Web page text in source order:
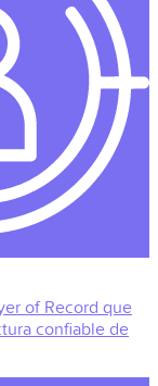
of Record que
confiable de